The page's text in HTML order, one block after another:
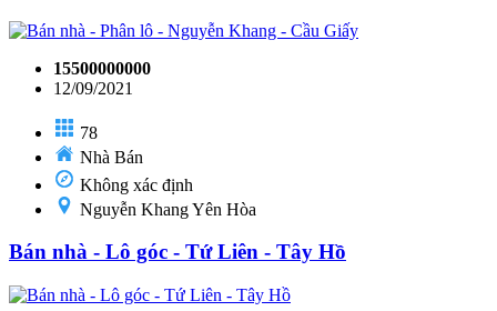
15500000000
12/09/2021
78
Nhà Bán
Không xác định
Nguyễn Khang Yên Hòa
Bán nhà - Lô góc - Tứ Liên - Tây Hồ